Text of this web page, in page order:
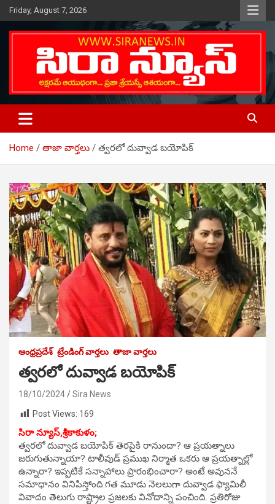
Skip
to
content
Friday, August 7, 2026
SIRA NEWS
Telugu Online News Daily
Home తాజా వార్తలు త్వరలో దువ్వాడ బయోపిక్
ఆంధ్రప్రదేశ్ ట్రేండింగ్ వార్తలు తాజా వార్తలు
త్వరలో దువ్వాడ బయోపిక్
18/10/2024
Sira News
Post Views: 169
సిరా న్యూస్,శ్రీకాకుళం;
త్వరలో దువ్వాడ బయోపిక్ తెరపైకి రానుందా? ఆ ప్రయత్నాలు
జరుగుతున్నాయా? టాలీవుడ్ ప్రముఖ నిర్మాత ఒకరు ఆ ప్రయత్నాల్లో
ఉన్నారా? ఇప్పటికే సన్నాహాలు ప్రారంభించారా? అంటే అవుననే
సమాధానం వినిపిస్తోంది.గత మూడు నెలలుగా దువ్వాడ ఫ్యామిలీ
వివాదం తెలుగు రాష్ట్రాల ప్రజలకు వినోదాన్ని పంచింది. ప్రతిరోజు